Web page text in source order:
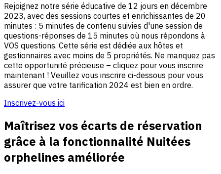
Rejoignez notre série éducative de 12 jours en décembre
2023, avec des sessions courtes et enrichissantes de 20
minutes : 5 minutes de contenu suivies d'une session de
questions-réponses de 15 minutes où nous répondons à
VOS questions. Cette série est dédiée aux hôtes et
gestionnaires avec moins de 5 propriétés. Ne manquez pas
cette opportunité précieuse – cliquez pour vous inscrire
maintenant ! Veuillez vous inscrire ci-dessous pour vous
assurer que votre tarification 2024 est bien en ordre.
Inscrivez-vous ici
Maîtrisez vos écarts de réservation
grâce à la fonctionnalité Nuitées
orphelines améliorée